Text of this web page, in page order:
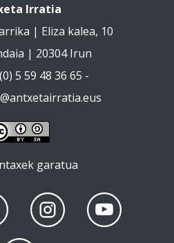
Irratia
| Eliza kalea, 10
| 20304 Irun
5 59 48 36 65 -
garatua